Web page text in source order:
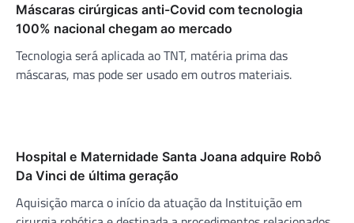
Máscaras cirúrgicas anti-Covid com tecnologia
100% nacional chegam ao mercado
Tecnologia será aplicada ao TNT, matéria prima das
máscaras, mas pode ser usado em outros materiais.
Hospital e Maternidade Santa Joana adquire Robô
Da Vinci de última geração
Aquisição marca o início da atuação da Instituição em